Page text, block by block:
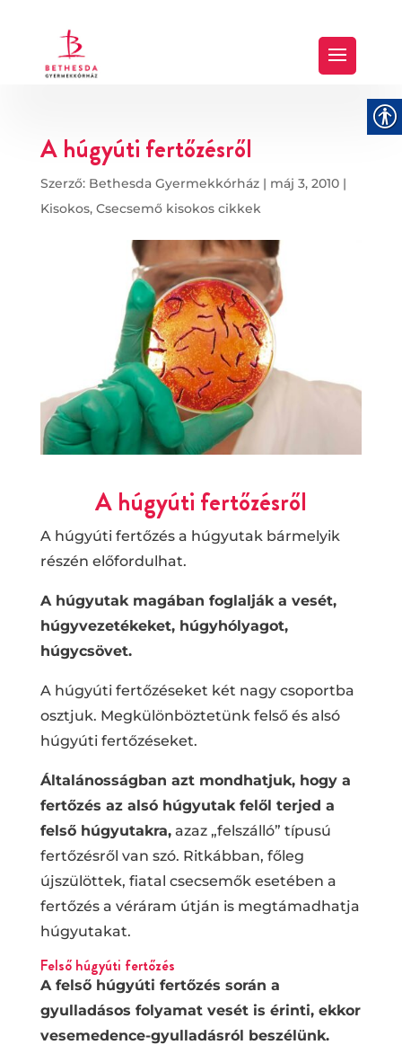
A húgyúti fertőzésről
Szerző: Bethesda Gyermekkórház| máj 3, 2010|
Kisokos, Csecsemő kisokos cikkek
A húgyúti fertőzésről
A húgyúti fertőzés a húgyutak bármelyik
részén előfordulhat.
A húgyutak magában foglalják a vesét,
húgyvezetékeket, húgyhólyagot,
húgycsövet.
A húgyúti fertőzéseket két nagy csoportba
osztjuk. Megkülönböztetünk felső és alsó
húgyúti fertőzéseket.
Általánosságban azt mondhatjuk, hogy a
fertőzés az alsó húgyutak felől terjed a
felső húgyutakra,azaz „felszálló” típusú
fertőzésről van szó. Ritkábban, főleg
újszülöttek, fiatal csecsemők esetében a
fertőzés a véráram útján is megtámadhatja
húgyutakat.
Felső húgyúti fertőzés
A felső húgyúti fertőzés során a
gyulladásos folyamat vesét is érinti, ekkor
vesemedence-gyulladásról beszélünk.